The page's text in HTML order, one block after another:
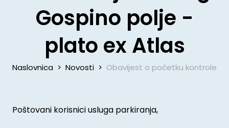
Gospino polje -
plato ex Atlas
Naslovnica > Novosti > Obavijest o početku kontrole i
Poštovani korisnici usluga parkiranja,